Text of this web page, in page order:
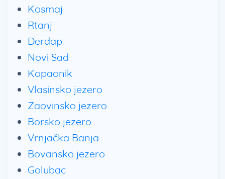
Kosmaj
Rtanj
Đerdap
Novi Sad
Kopaonik
Vlasinsko jezero
Zaovinsko jezero
Borsko jezero
Vrnjačka Banja
Bovansko jezero
Golubac